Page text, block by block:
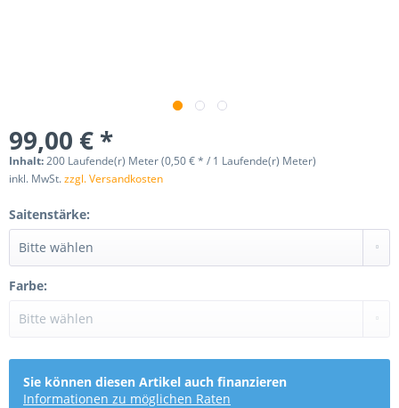
99,00 € *
Inhalt:200 Laufende(r) Meter (0,50 € * / 1 Laufende(r) Meter)
inkl. MwSt.zzgl. Versandkosten
Saitenstärke:
Farbe:
Sie können diesen Artikel auch finanzieren
Informationen zu möglichen Raten